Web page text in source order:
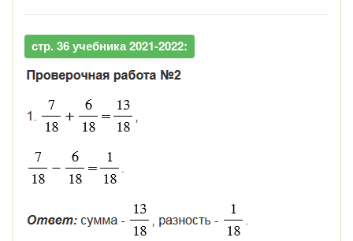
стр. 36 учебника 2021-2022: